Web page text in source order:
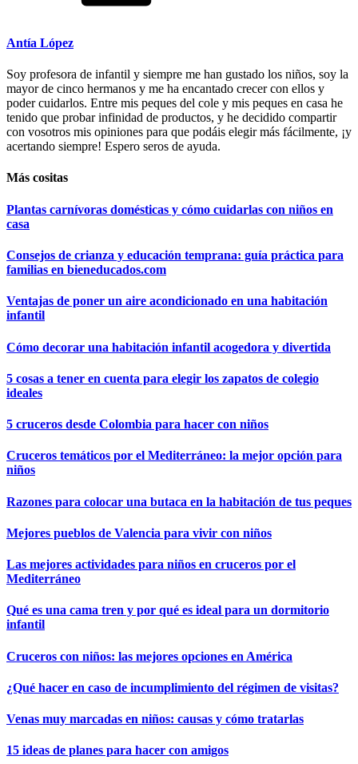
Antía López
Soy profesora de infantil y siempre me han gustado los niños, soy la
mayor de cinco hermanos y me ha encantado crecer con ellos y
poder cuidarlos. Entre mis peques del cole y mis peques en casa he
tenido que probar infinidad de productos, y he decidido compartir
con vosotros mis opiniones para que podáis elegir más fácilmente, ¡y
acertando siempre! Espero seros de ayuda.
Más cositas
Plantas carnívoras domésticas y cómo cuidarlas con niños en
casa
Consejos de crianza y educación temprana: guía práctica para
familias en bieneducados.com
Ventajas de poner un aire acondicionado en una habitación
infantil
Cómo decorar una habitación infantil acogedora y divertida
5 cosas a tener en cuenta para elegir los zapatos de colegio
ideales
5 cruceros desde Colombia para hacer con niños
Cruceros temáticos por el Mediterráneo: la mejor opción para
niños
Razones para colocar una butaca en la habitación de tus peques
Mejores pueblos de Valencia para vivir con niños
Las mejores actividades para niños en cruceros por el
Mediterráneo
Qué es una cama tren y por qué es ideal para un dormitorio
infantil
Cruceros con niños: las mejores opciones en América
¿Qué hacer en caso de incumplimiento del régimen de visitas?
Venas muy marcadas en niños: causas y cómo tratarlas
15 ideas de planes para hacer con amigos